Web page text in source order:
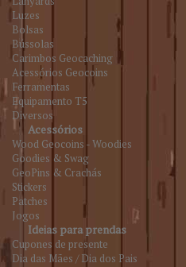
Luzes
Bolsas
Bússolas
Carimbos Geocaching
Acessórios Geocoins
Ferramentas
Equipamento T5
Diversos
Acessórios
Wood Geocoins - Woodies
Goodies & Swag
GeoPins & Crachás
Stickers
Patches
Jogos
Ideias para prendas
Cupones de presente
Dia das Mães / Dia dos Pais